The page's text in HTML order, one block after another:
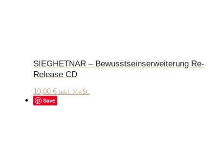
SIEGHETNAR – Bewusstseinserweiterung Re-
Release CD
10,00 € inkl. MwSt.
Save